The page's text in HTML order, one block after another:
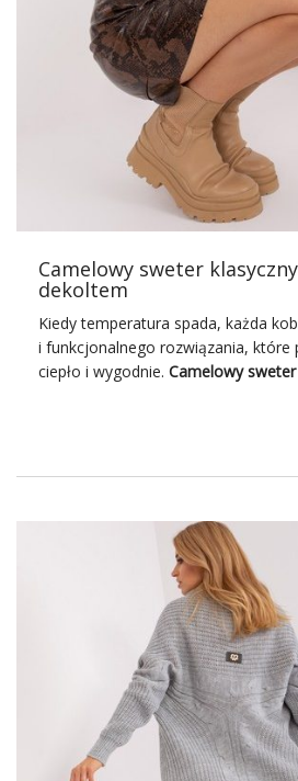
znajdziemy nie tylkokurtki
zimowe, pikowane, a nawet lekkie
wiosenne dni. Każda kobieta, bez
preferencje, znajdzie coś dla siebie.
Dlaczego warto
hurtowni
Odwiedzając hurtownia kurtek
otrzymują gwarancję najwyższej
Camelowy sweter
dekoltem
Kiedy temperatura spada, każda
i funkcjonalnego rozwiązania, które
ciepło i wygodnie. Camelowy
Wchodząc w okres chłodniejszych
nieodzownym elementem damskiej
zapewniają ciepło, ale także dodają
i zimowej stylizacji. Właśnie teraz
odkrywa przed Wami
swetrów damskich, które doskonale
Twojego sklepu! Dlaczego warto
Pozwól nam Cię przekonać.Swetry
Factoryprice.eucieszą się naprawdę
zainteresowaniem wśród
Jednym z powodów jest przede